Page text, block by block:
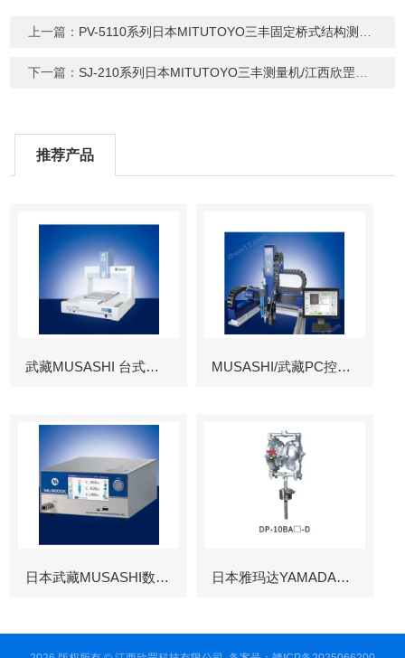
上一篇： PV-5110系列日本MITUTOYO三丰固定桥式结构测量机
下一篇： SJ-210系列日本MITUTOYO三丰测量机/江西欣罡科技供应
推荐产品
武藏MUSASHI 台式涂布机械臂 MUSASHI/武藏PC控制图像识别机械臂
日本武藏MUSASHI数字控制点胶机 日本雅玛达YAMADA往复泵